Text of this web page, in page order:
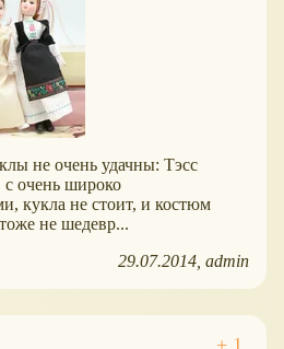
не очень удачны: Тэсс
с очень широко
кукла не стоит, и костюм
не шедевр...
29.07.2014 admin